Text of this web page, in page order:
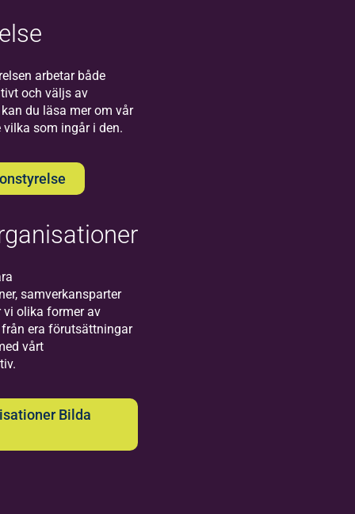
till
i Sundsvall
arbetar både
och väljs av
du läsa mer om vår
som ingår i den.
samverkansparter
vi olika former av
era förutsättningar
vårt
Bilda